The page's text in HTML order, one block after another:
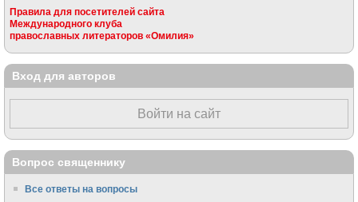
Правила для посетителей сайта
Международного клуба
православных литераторов «Омилия»
Вход для авторов
Войти на сайт
Вопрос священнику
Все ответы на вопросы